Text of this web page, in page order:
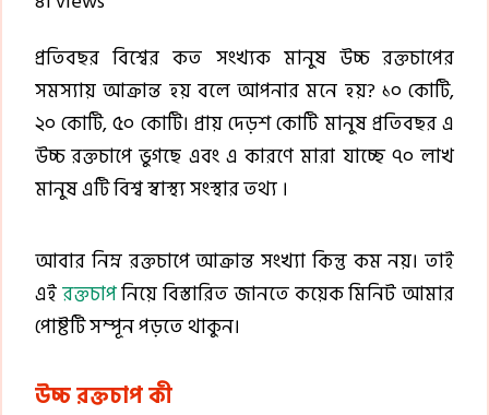
প্রতিবছর বিশ্বের কত সংখ্যক মানুষ উচ্চ রক্তচাপের
সমস্যায় আক্রান্ত হয় বলে আপনার মনে হয়? ১০ কোটি,
২০ কোটি, ৫০ কোটি। প্রায় দেড়শ কোটি মানুষ প্রতিবছর এ
উচ্চ রক্তচাপে ভুগছে এবং এ কারণে মারা যাচ্ছে ৭০ লাখ
মানুষ এটি বিশ্ব স্বাস্থ্য সংস্থার তথ্য ।
আবার নিম্ন রক্তচাপে আক্রান্ত সংখ্যা কিন্তু কম নয়। তাই
এইরক্তচাপনিয়ে বিস্তারিত জানতে কয়েক মিনিট আমার
পোষ্টটি সম্পূন পড়তে থাকুন।
উচ্চ রক্তচাপ কী